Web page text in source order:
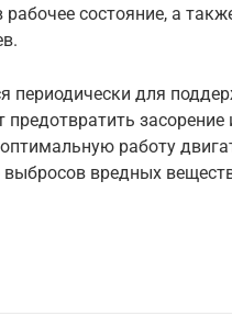
состояние, а
периодически для
засорение
работу
вредных